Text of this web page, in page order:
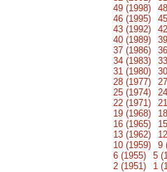
49 (1998)
46 (1995)
43 (1992)
40 (1989)
37 (1986)
34 (1983)
31 (1980)
28 (1977)
25 (1974)
22 (1971)
19 (1968)
16 (1965)
13 (1962)
10 (1959)
9
6 (1955)
5
2 (1951)
1